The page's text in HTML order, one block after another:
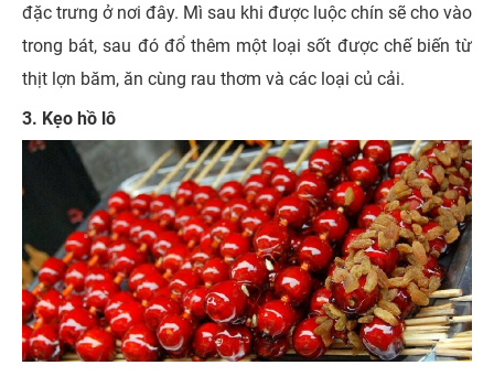
đặc trưng ở nơi đây. Mì sau khi được luộc chín sẽ cho vào
trong bát, sau đó đổ thêm một loại sốt được chế biến từ
thịt lợn băm, ăn cùng rau thơm và các loại củ cải.
3. Kẹo hồ lô